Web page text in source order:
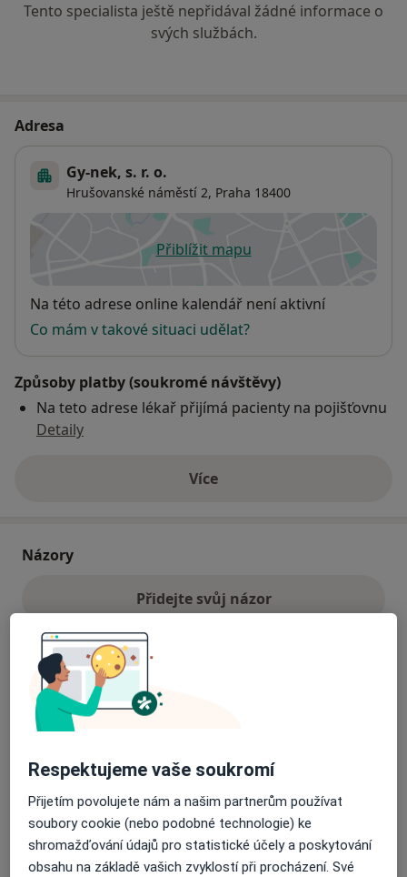
Tento specialista ještě nepřidával žádné informace o
svých službách.
Adresa
Gy-nek, s. r. o.
Hrušovanské náměstí 2, Praha 18400
Přiblížit mapuse otevře v nové záložce
Dostupnost
Na této adrese online kalendář není aktivní
Co mám v takové situaci udělat?
Způsoby platby (soukromé návštěvy)
Na teto adrese lékař přijímá pacienty na pojišťovnu
Detaily
Víceo adrese
Názory
Přidejte svůj názor
14 názorů
Recenze pacientů jsou pro nás důležité.
Specialisté nemají možnost zaplatit za
odstranění nebo změnu recenze pacienta.
Další informace.Další informace o názorech
Respektujeme vaše soukromí
Přijetím povolujete nám a našim partnerům používat
soubory cookie (nebo podobné technologie) ke
shromažďování údajů pro statistické účely a poskytování
obsahu na základě vašich zvyklostí při procházení. Své